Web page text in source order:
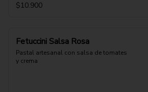
$10.900
Fetuccini Salsa Rosa
Pastal artesanal con salsa de tomates
y crema